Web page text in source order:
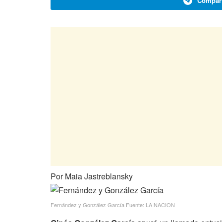
Por Maia Jastreblansky
Fernández y González García Fuente: LA NACION